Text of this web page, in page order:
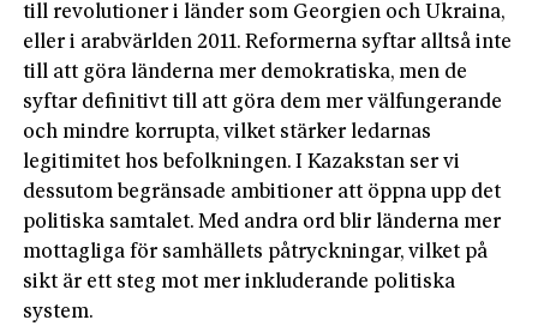
till revolutioner i länder som Georgien och Ukraina,
eller i arabvärlden 2011. Reformerna syftar alltså inte
till att göra länderna mer demokratiska, men de
syftar definitivt till att göra dem mer välfungerande
och mindre korrupta, vilket stärker ledarnas
legitimitet hos befolkningen. I Kazakstan ser vi
dessutom begränsade ambitioner att öppna upp det
politiska samtalet. Med andra ord blir länderna mer
mottagliga för samhällets påtryckningar, vilket på
sikt är ett steg mot mer inkluderande politiska
system.